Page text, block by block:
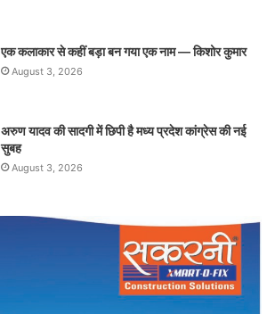
एक कलाकार से कहीं बड़ा बन गया एक नाम — किशोर कुमार
August 3, 2026
अरुण यादव की सादगी में छिपी है मध्य प्रदेश कांग्रेस की नई
सुबह
August 3, 2026